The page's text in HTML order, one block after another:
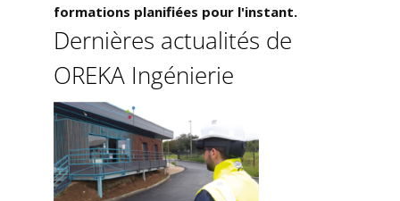
formations planifiées pour l'instant.
Dernières actualités de
OREKA Ingénierie